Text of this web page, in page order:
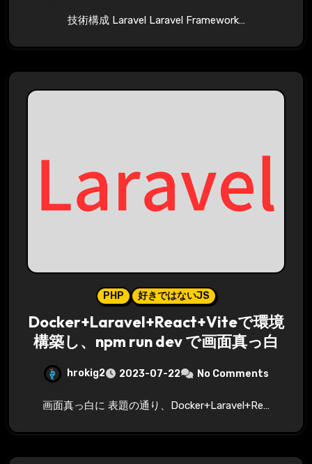
技術構成 Laravel Laravel Framework…
PHP 好きではないJS
Docker+Laravel+React+Viteで環境
構築し、npm run dev で画面真っ白
hrokig2 2023-07-22 No Comments
画面真っ白に 表題の通り、Docker+Laravel+Re…